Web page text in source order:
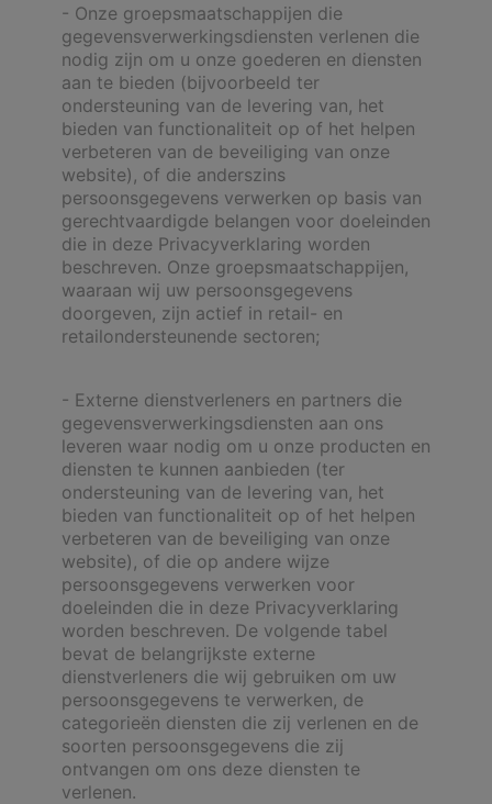
- Onze groepsmaatschappijen die
gegevensverwerkingsdiensten verlenen die
nodig zijn om u onze goederen en diensten
aan te bieden (bijvoorbeeld ter
ondersteuning van de levering van, het
bieden van functionaliteit op of het helpen
verbeteren van de beveiliging van onze
website), of die anderszins
persoonsgegevens verwerken op basis van
gerechtvaardigde belangen voor doeleinden
die in deze Privacyverklaring worden
beschreven. Onze groepsmaatschappijen,
waaraan wij uw persoonsgegevens
doorgeven, zijn actief in retail- en
retailondersteunende sectoren;
- Externe dienstverleners en partners die
gegevensverwerkingsdiensten aan ons
leveren waar nodig om u onze producten en
diensten te kunnen aanbieden (ter
ondersteuning van de levering van, het
bieden van functionaliteit op of het helpen
verbeteren van de beveiliging van onze
website), of die op andere wijze
persoonsgegevens verwerken voor
doeleinden die in deze Privacyverklaring
worden beschreven. De volgende tabel
bevat de belangrijkste externe
dienstverleners die wij gebruiken om uw
persoonsgegevens te verwerken, de
categorieën diensten die zij verlenen en de
soorten persoonsgegevens die zij
ontvangen om ons deze diensten te
verlenen.